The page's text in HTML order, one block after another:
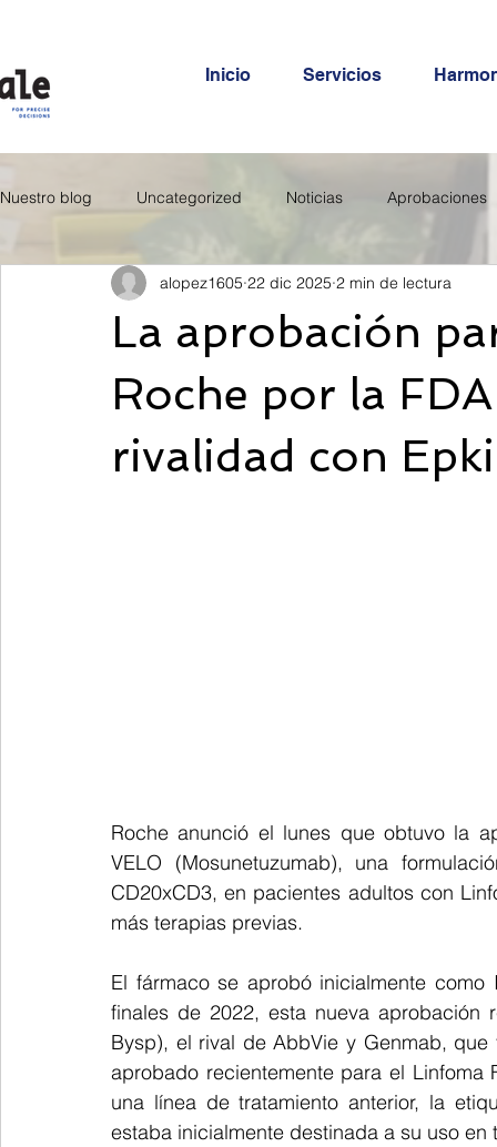
Inicio Servicios
Nuestro blog Uncategorized Noticias Aprobaciones
La aprobación
Roche por la
rivalidad con
alopez1605 22 dic 2025 2 min de lectura
Roche anunció el lunes que obtuvo la
VELO (Mosunetuzumab), una
CD20xCD3, en pacientes adultos con
más terapias previas.
El fármaco se aprobó inicialmente
finales de 2022, esta nueva aprobación
Bysp), el rival de AbbVie y Genmab,
aprobado recientemente para el
una línea de tratamiento anterior, la
estaba inicialmente destinada a su uso en